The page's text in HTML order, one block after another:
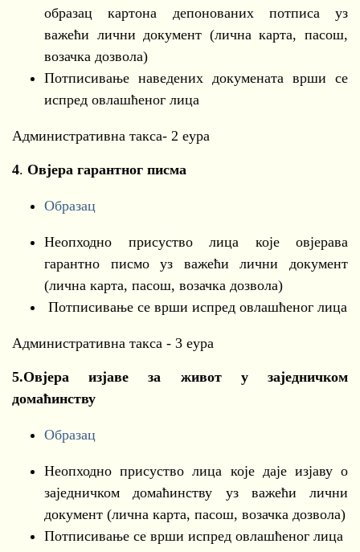
образац картона депонованих потписа уз
важећи лични документ (лична карта, пасош,
возачка дозвола)
Потписивање наведених докумената врши се
испред овлашћеног лица
Административна такса- 2 еура
4. Овјера гарантног писма
Образац
Неопходно присуство лица које овјерава
гарантно писмо уз важећи лични документ
(лична карта, пасош, возачка дозвола)
Потписивање се врши испред овлашћеног лица
Aдминистративна такса - 3 еура
5.Овјера изјаве за живот у заједничком
домаћинству
Образац
Неопходно присуство лица које даје изјаву о
заједничком домаћинству уз важећи лични
документ (лична карта, пасош, возачка дозвола)
Потписивање се врши испред овлашћеног лица